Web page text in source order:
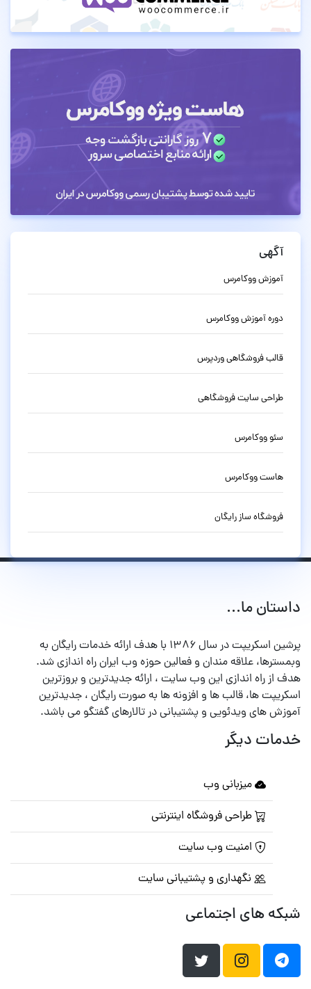
آگهی
آموزش ووکامرس
دوره آموزش ووکامرس
قالب فروشگاهی وردپرس
طراحی سایت فروشگاهی
سئو ووکامرس
هاست ووکامرس
فروشگاه ساز رایگان
داستان ما...
پرشین اسکریپت در سال ۱۳۸۶ با هدف ارائه خدمات رایگان به
وبمسترها، علاقه مندان و فعالین حوزه وب ایران راه اندازی شد.
هدف از راه اندازی این وب سایت ، ارائه جدیدترین و بروزترین
اسکریپت ها، قالب ها و افزونه ها به صورت رایگان ، جدیدترین
آموزش های ویدئویی و پشتیبانی در تالارهای گفتگو می باشد.
خدمات دیگر
میزبانی وب
طراحی فروشگاه اینترنتی
امنیت وب سایت
نگهداری و پشتیبانی سایت
شبکه های اجتماعی